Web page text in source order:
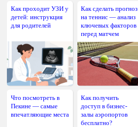
Как проходит УЗИ у
детей: инструкция
для родителей
Как сделать прогноз
на теннис — анализ
ключевых факторов
перед матчем
Что посмотреть в
Пекине — самые
впечатляющие места
Как получить
доступ в бизнес-
залы аэропортов
бесплатно?